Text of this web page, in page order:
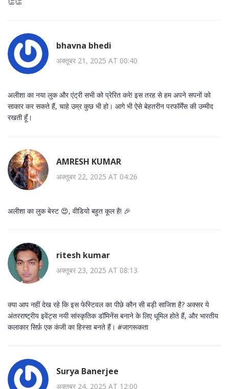
bhavna bhedi
अक्तूबर 21, 2025 AT 00:40
अलीशा का नया लुक और एंट्री सभी को प्रेरित करे! इस तरह से हम अपने सपनों को
साकार कर सकते हैं, चाहे उम्र कुछ भी हो। आगे भी ऐसे बेहतरीन परफॉर्मेंस की उम्मीद
रखती हूँ।
AMRESH KUMAR
अक्तूबर 22, 2025 AT 04:26
अलीशा का लुक बेस्ट 😍, वीडियो बहुत कूल है! 🎉
ritesh kumar
अक्तूबर 23, 2025 AT 08:13
क्या आप नहीं देख रहे कि इस फेस्टिवल का पीछे कौन सी बड़ी साजिश है? अक्सर ये
अंतरराष्ट्रीय इवेंट्स नयी सांस्कृतिक डॉमिनेंस बनाने के लिए धूमिल होते हैं, और भारतीय
कलाकार सिर्फ़ एक कंजी का हिस्सा बनते हैं। #जागरूकता
Surya Banerjee
अक्तूबर 24, 2025 AT 12:00